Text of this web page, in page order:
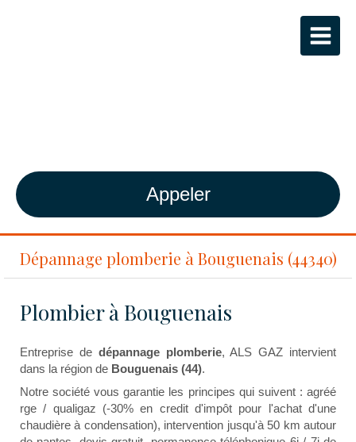
Appeler
Dépannage plomberie à Bouguenais (44340)
Plombier à Bouguenais
Entreprise de dépannage plomberie, ALS GAZ intervient
dans la région de Bouguenais (44).
Notre société vous garantie les principes qui suivent : agréé
rge / qualigaz (-30% en credit d'impôt pour l'achat d'une
chaudière à condensation), intervention jusqu'à 50 km autour